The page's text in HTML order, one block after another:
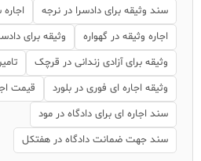
سند وثیقه برای دادسرا در نرجه
اجاره وثیقه در گهواره
وثیقه برای
وثیقه برای آزادی زندانی در قرچک
وثیقه اجاره ای فوری در بلورد
قیمت
سند اجاره ای برای دادگاه در مود
سند جهت ضمانت دادگاه در هفتکل